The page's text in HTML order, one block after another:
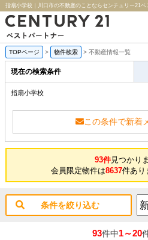
指扇小学校｜川口市の不動産のことならセンチュリー21ベ
TOPページ > 物件検索 > 不動産情報一覧
現在の検索条件
指扇小学校
この条件で新着
93件見つかり
会員限定物件は8637件あ
条件を絞り込む
93件中1～20